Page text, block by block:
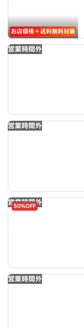
お店価格＋送料無料対象
営業時間外
営業時間外
営業時間外
50%OFF
営業時間外